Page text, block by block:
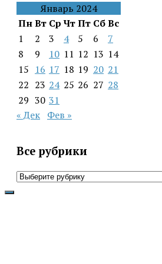
Январь 2024
ПнВт Ср ЧтПт СбВс
1
2 3 4 5 6
7
8
9 10 11 12 13 14
15 16 17 18 19 20 21
22 23 24 25 26 27 28
29 30 31
« Дек Фев »
Все рубрики
Все